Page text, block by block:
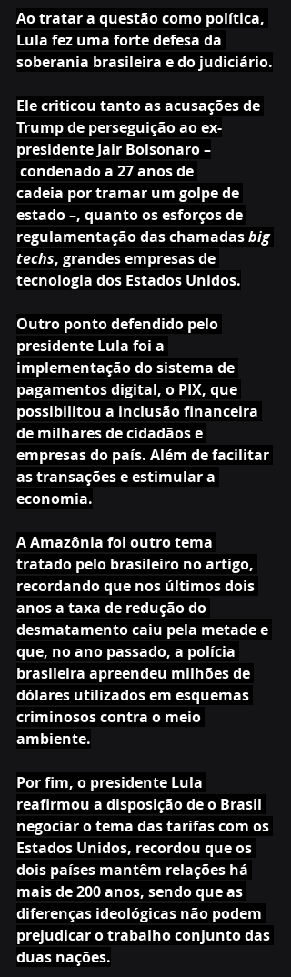
Ao tratar a questão como política,
Lula fez uma forte defesa da
soberania brasileira e do judiciário.
Ele criticou tanto as acusações de
Trump de perseguição ao ex-
presidente Jair Bolsonaro –
condenado a 27 anos de
cadeia por tramar um golpe de
estado –, quanto os esforços de
regulamentação das chamadas big
techs, grandes empresas de
tecnologia dos Estados Unidos.
Outro ponto defendido pelo
presidente Lula foi a
implementação do sistema de
pagamentos digital, o PIX, que
possibilitou a inclusão financeira
de milhares de cidadãos e
empresas do país. Além de facilitar
as transações e estimular a
economia.
A Amazônia foi outro tema
tratado pelo brasileiro no artigo,
recordando que nos últimos dois
anos a taxa de redução do
desmatamento caiu pela metade e
que, no ano passado, a polícia
brasileira apreendeu milhões de
dólares utilizados em esquemas
criminosos contra o meio
ambiente.
Por fim, o presidente Lula
reafirmou a disposição de o Brasil
negociar o tema das tarifas com os
Estados Unidos, recordou que os
dois países mantêm relações há
mais de 200 anos, sendo que as
diferenças ideológicas não podem
prejudicar o trabalho conjunto das
duas nações.